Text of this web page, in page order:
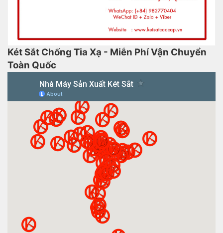
Két Sắt Chống Tia Xạ - Miễn Phí Vận Chuyển
Toàn Quốc